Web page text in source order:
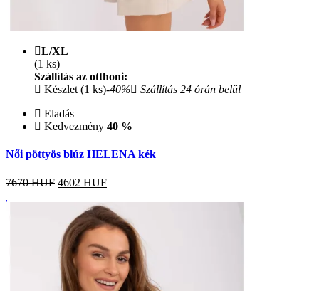
L/XL
(1 ks)
Szállítás az otthoni:
Készlet (1 ks)-40%
Szállítás 24 órán belül
Eladás
Kedvezmény 40 %
Női pöttyös blúz HELENA kék
7670 HUF 4602 HUF